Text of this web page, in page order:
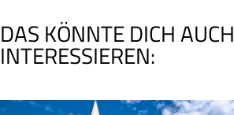
DAS KÖNNTE DICH AUCH
INTERESSIEREN: